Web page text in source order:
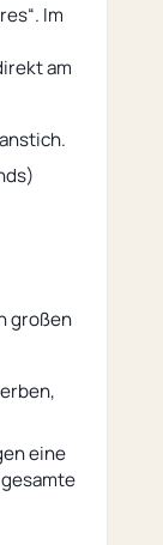
Im
am
großen
eine